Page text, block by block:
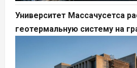
Университет Массачусетса
геотермальную систему на